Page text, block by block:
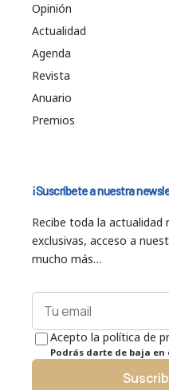
Opinión
Actualidad
Agenda
Revista
Anuario
Premios
¡Suscríbete a nuestra
Recibe toda la actualidad
exclusivas, acceso a
mucho más…
Acepto la política de
Podrás darte de baja